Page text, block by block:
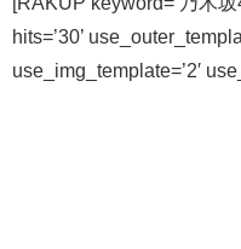
hits=’30’
use_img_template=’2′